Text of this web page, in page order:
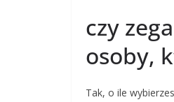
czy
osoby,
Tak, o ile